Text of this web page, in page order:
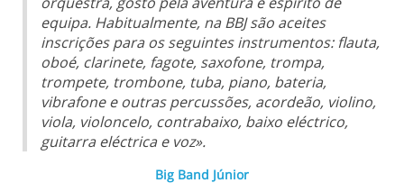
equipa. Habitualmente, na BBJ são aceites
inscrições para os seguintes instrumentos: flauta,
oboé, clarinete, fagote, saxofone, trompa,
trompete, trombone, tuba, piano, bateria,
vibrafone e outras percussões, acordeão, violino,
viola, violoncelo, contrabaixo, baixo eléctrico,
guitarra eléctrica e voz».
Big Band Júnior